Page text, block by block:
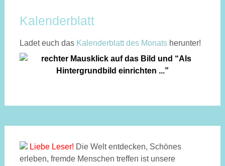
Kalenderblatt
Ladet euch das Kalen­der­blatt des Monatsherunter!
Liebe Leser! Die Welt entdecken, Schönes
erleben, fremde Menschen treffen ist unsere